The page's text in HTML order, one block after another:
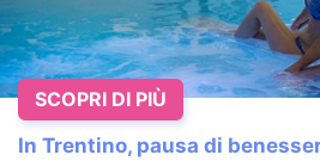
In Trentino, pausa di
SCOPRI DI PIÙ